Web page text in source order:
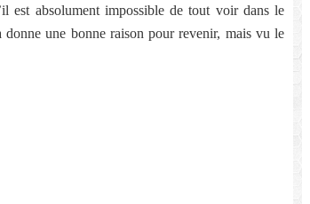
est absolument impossible de tout voir dans le
donne une bonne raison pour revenir, mais vu le